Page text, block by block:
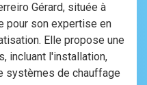
Gérard, située à
pour son expertise en
Elle propose une
incluant l'installation,
systèmes de chauffage